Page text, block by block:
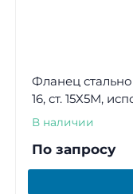
Фланец
16, ст. 15Х5М,
В наличии
По запросу